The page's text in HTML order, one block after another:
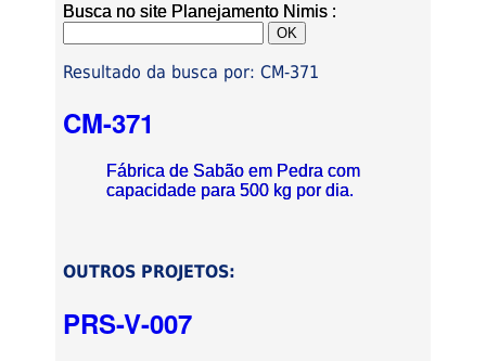
Busca no site Planejamento Nimis :
Resultado da busca por: CM-371
CM-371
Fábrica de Sabão em Pedra com
capacidade para 500 kg por dia.
OUTROS PROJETOS:
PRS-V-007